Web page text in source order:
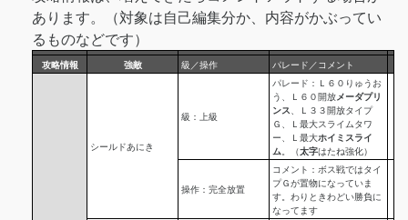
あります。（対象は自己編集分か、内容がかぶってい
るものなどです）
攻略情報 強敵 級／操作 パレード／コメント
シールドあにき
級：上級
パレード：Ｌ６０りゅうお
う、Ｌ６０開放メーダプリ
ンス、Ｌ３３開放タイプ
Ｇ、Ｌ最大スライムタワ
ー、Ｌ最大ホイミスライ
ム。（太字はたね強化）
操作：完全放置
コメント：ボス戦ではタイ
プＧが置物になっていま
す。わりときわどい勝負に
なってます